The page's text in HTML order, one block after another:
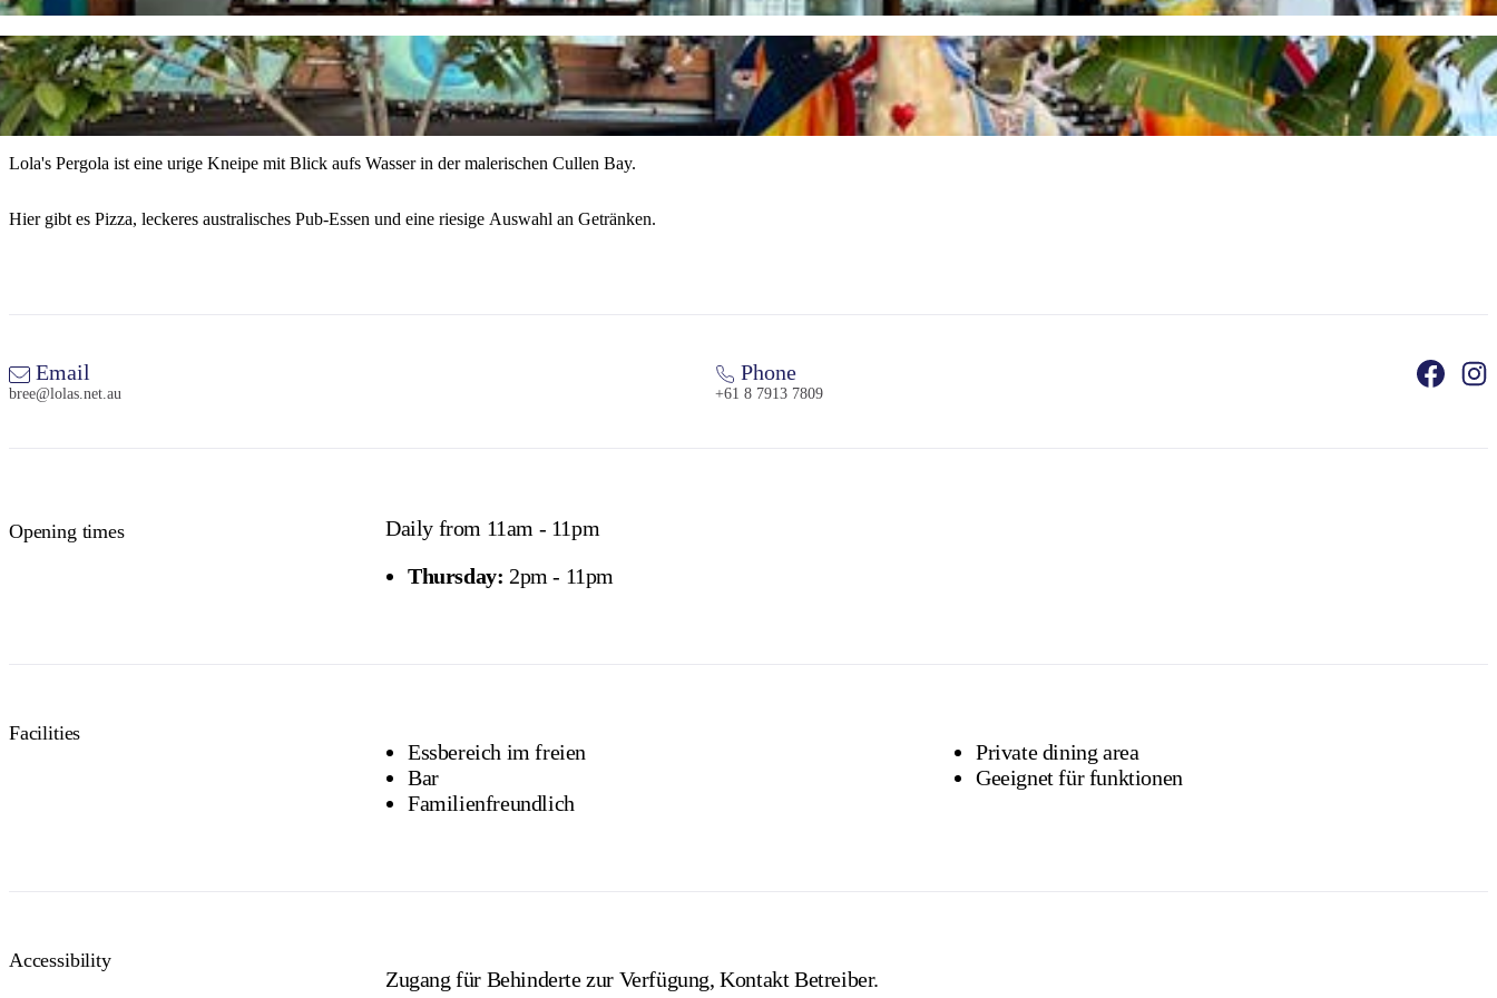
Lola's Pergola ist eine urige Kneipe mit Blick aufs Wasser in der malerischen Cullen Bay.
Hier gibt es Pizza, leckeres australisches Pub-Essen und eine riesige Auswahl an Getränken.
Email
bree@lolas.net.au
Phone
+61 8 7913 7809
Opening times
Daily from 11am - 11pm
Thursday: 2pm - 11pm
Facilities
Essbereich im freien
Bar
Familienfreundlich
Private dining area
Geeignet für funktionen
Accessibility
Zugang für Behinderte zur Verfügung, Kontakt Betreiber.